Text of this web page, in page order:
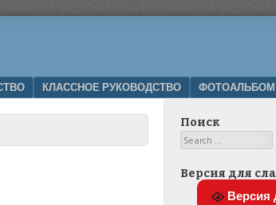
КЛАССНОЕ РУКОВОДСТВО ФОТОАЛЬБОМ
Поиск
Search
Версия для
Версия